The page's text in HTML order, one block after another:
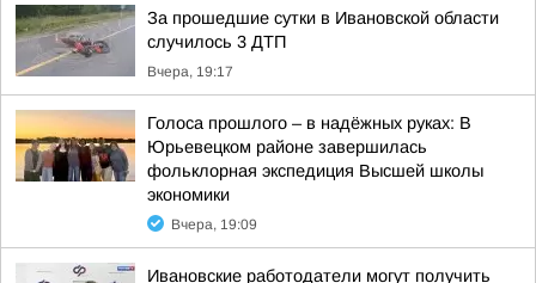
За прошедшие сутки в Ивановской области
случилось 3 ДТП
Вчера, 19:17
Голоса прошлого – в надёжных руках: В
Юрьевецком районе завершилась
фольклорная экспедиция Высшей школы
экономики
Вчера, 19:09
Ивановские работодатели могут получить